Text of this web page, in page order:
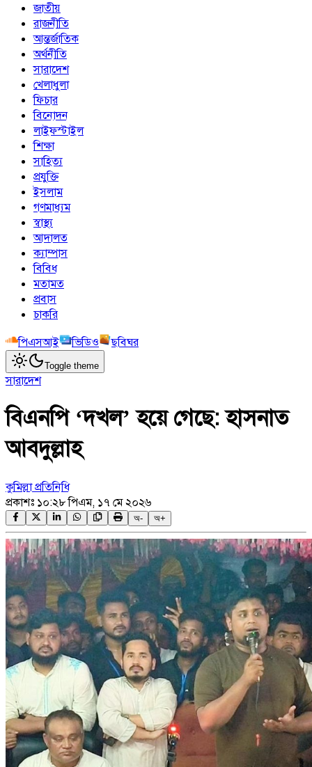
জাতীয়
রাজনীতি
আন্তর্জাতিক
অর্থনীতি
সারাদেশ
খেলাধুলা
ফিচার
বিনোদন
লাইফস্টাইল
শিক্ষা
সাহিত্য
প্রযুক্তি
ইসলাম
গণমাধ্যম
স্বাস্থ্য
আদালত
ক্যাম্পাস
বিবিধ
মতামত
প্রবাস
চাকরি
পিএসআই
ভিডিও ছবিঘর
Toggle theme
সারাদেশ
বিএনপি ‘দখল’ হয়ে গেছে: হাসনাত
আবদুল্লাহ
কুমিল্লা প্রতিনিধি
প্রকাশঃ ১০:২৮ পিএম, ১৭ মে ২০২৬
অ- অ+